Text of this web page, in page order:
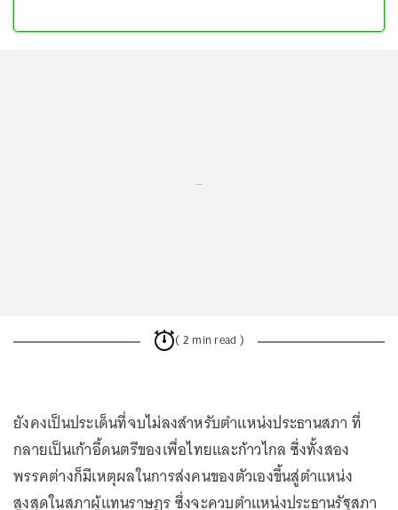
...
( 2 min read )
ยังคงเป็นประเด็นที่จบไม่ลงสำหรับตำแหน่งประธานสภา ที่
กลายเป็นเก้าอี้ดนตรีของเพื่อไทยและก้าวไกล ซึ่งทั้งสอง
พรรคต่างก็มีเหตุผลในการส่งคนของตัวเองขึ้นสู่ตำแหน่ง
สูงสุดในสภาผู้แทนราษฎร ซึ่งจะควบตำแหน่งประธานรัฐสภา